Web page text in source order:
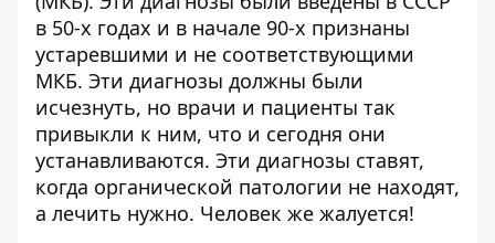
в 50-х годах и в начале 90-х признаны
устаревшими и не соответствующими
МКБ. Эти диагнозы должны были
исчезнуть, но врачи и пациенты так
привыкли к ним, что и сегодня они
устанавливаются. Эти диагнозы ставят,
когда органической патологии не находят,
а лечить нужно. Человек же жалуется!